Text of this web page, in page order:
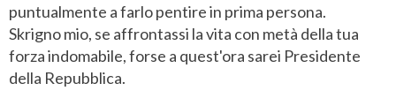
puntualmente a farlo pentire in prima persona.
Skrigno mio, se affrontassi la vita con metà della tua
forza indomabile, forse a quest'ora sarei Presidente
della Repubblica.